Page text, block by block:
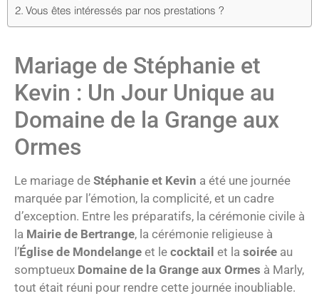
Vous êtes intéressés par nos prestations ?
Mariage de Stéphanie et
Kevin : Un Jour Unique au
Domaine de la Grange aux
Ormes
Le mariage de Stéphanie et Kevin a été une journée
marquée par l’émotion, la complicité, et un cadre
d’exception. Entre les préparatifs, la cérémonie civile à
la Mairie de Bertrange, la cérémonie religieuse à
l’Église de Mondelange et le cocktail et la soirée au
somptueux Domaine de la Grange aux Ormes à Marly,
tout était réuni pour rendre cette journée inoubliable.